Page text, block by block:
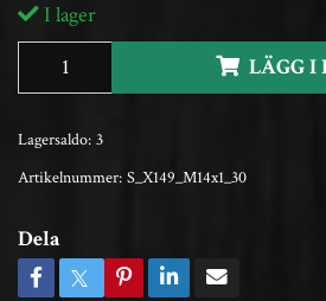
I lager
LÄGG I
Lagersaldo: 3
Artikelnummer: S_X149_M14x1_30
Dela